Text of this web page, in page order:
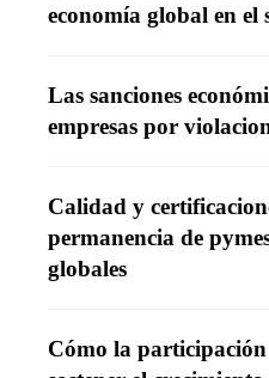
economía global en el
Las sanciones
empresas por
Calidad y
permanencia de
globales
Cómo la